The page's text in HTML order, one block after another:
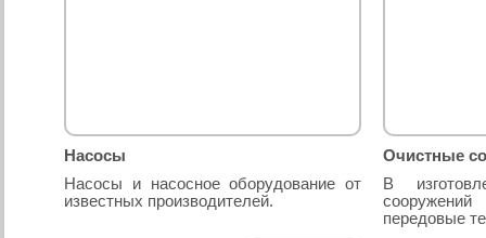
Насосы
Очистные
Насосы и насосное оборудование от
известных производителей.
В
передовые